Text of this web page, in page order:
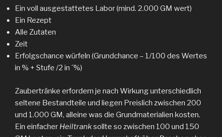
Ein voll ausgestattetes Labor (mind. 2.000 GM wert)
Ein Rezept
Alle Zutaten
Zeit
Erfolgschance würfeln (Grundchance – 1/100 des Wertes
in % + Stufe /2 in ´%)
Zaubertränke erfordern je nach Wirkung unterschiedlich
seltene Bestandteile und liegen Preislich zwischen 200
und 1.000 GM, alleine was die Grundmaterialien kosten.
Ein einfacher Heiltranksollte so zwischen 100 und 150